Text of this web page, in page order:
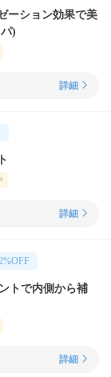
ーション効果で美
)
詳細
詳細
%OFF
トで内側から補
詳細